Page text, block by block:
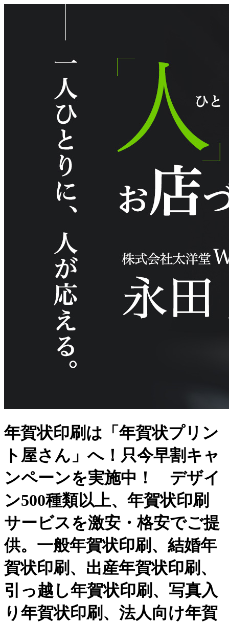
年賀状印刷は「年賀状プリン
ト屋さん」へ！只今早割キャ
ンペーンを実施中！ デザイ
ン500種類以上、年賀状印刷
サービスを激安・格安でご提
供。一般年賀状印刷、結婚年
賀状印刷、出産年賀状印刷、
引っ越し年賀状印刷、写真入
り年賀状印刷、法人向け年賀